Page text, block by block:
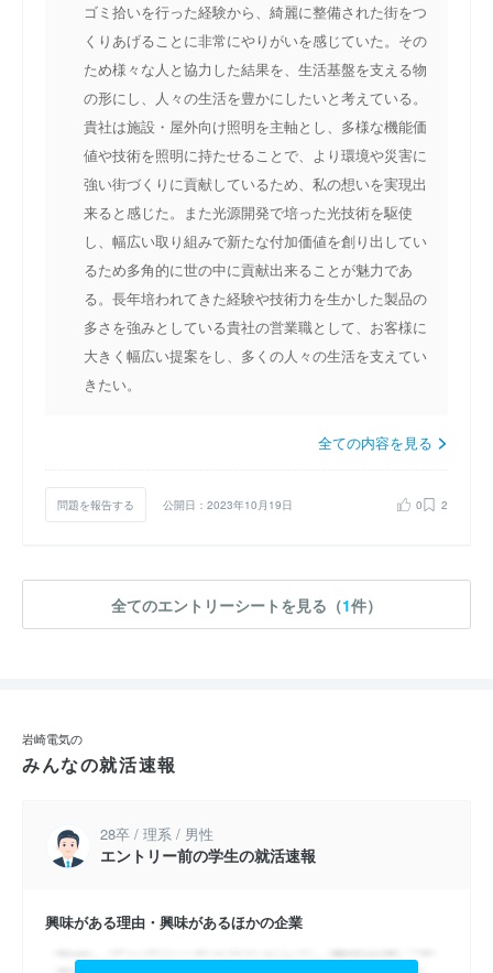
ゴミ拾いを行った経験から、綺麗に整備された街をつ
くりあげることに非常にやりがいを感じていた。その
ため様々な人と協力した結果を、生活基盤を支える物
の形にし、人々の生活を豊かにしたいと考えている。
貴社は施設・屋外向け照明を主軸とし、多様な機能価
値や技術を照明に持たせることで、より環境や災害に
強い街づくりに貢献しているため、私の想いを実現出
来ると感じた。また光源開発で培った光技術を駆使
し、幅広い取り組みで新たな付加価値を創り出してい
るため多角的に世の中に貢献出来ることが魅力であ
る。長年培われてきた経験や技術力を生かした製品の
多さを強みとしている貴社の営業職として、お客様に
大きく幅広い提案をし、多くの人々の生活を支えてい
きたい。
全ての内容を見る
問題を報告する 公開日：2023年10月19日 0 2
全てのエントリーシートを見る（1件）
岩崎電気の
みんなの就活速報
28卒 / 理系 / 男性
エントリー前の学生の就活速報
興味がある理由・興味があるほかの企業